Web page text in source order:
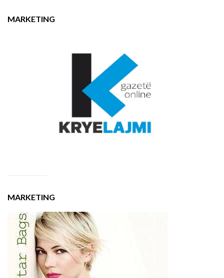
MARKETING
MARKETING